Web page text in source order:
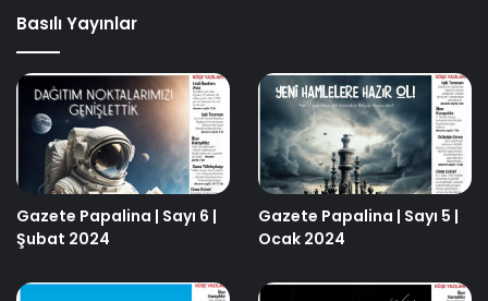
Basılı Yayınlar
Gazete Papalina | Sayı 6 |
Şubat 2024
Gazete Papalina | Sayı 5 |
Ocak 2024